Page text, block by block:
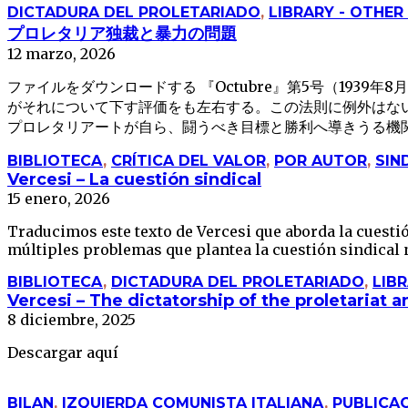
DICTADURA DEL PROLETARIADO, LIBRARY -
プロレタリア独裁と暴力の問題
12 marzo, 2026
ファイルをダウンロードする 『Octubre』第5号（1939年8
がそれについて下す評価をも左右する。この法則に例外は
プロレタリアートが自ら、闘うべき目標と勝利へ導きうる機
BIBLIOTECA, CRÍTICA DEL VALOR, POR AUTOR,
Vercesi – La cuestión sindical
15 enero, 2026
Traducimos este texto de Vercesi que aborda la
múltiples problemas que plantea la cuestión sindical
BIBLIOTECA, DICTADURA DEL PROLETARIADO,
Vercesi – The dictatorship of the proletariat
8 diciembre, 2025
Descargar aquí
BILAN , IZQUIERDA COMUNISTA ITALIANA,